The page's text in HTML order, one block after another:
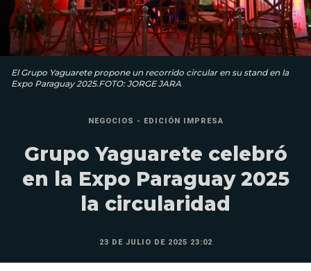
El Grupo Yaguarete propone un recorrido circular en su stand en la
Expo Paraguay 2025.FOTO: JORGE JARA
NEGOCIOS - EDICIÓN IMPRESA
Grupo Yaguarete celebró
en la Expo Paraguay 2025
la circularidad
23 DE JULIO DE 2025 23:02